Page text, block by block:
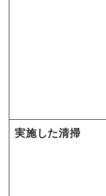
実施した清掃